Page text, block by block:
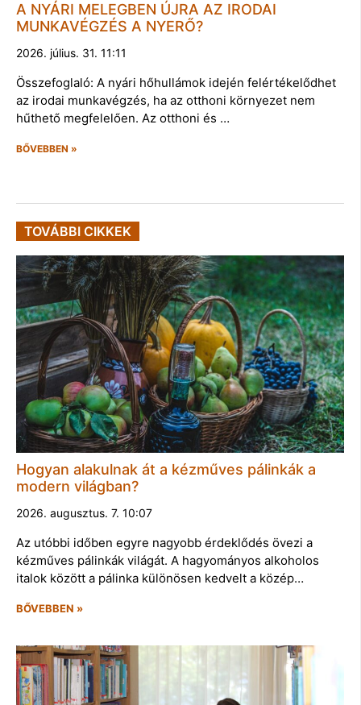
A NYÁRI MELEGBEN ÚJRA AZ IRODAI
MUNKAVÉGZÉS A NYERŐ?
2026. július. 31. 11:11
Összefoglaló: A nyári hőhullámok idején felértékelődhet
az irodai munkavégzés, ha az otthoni környezet nem
hűthető megfelelően. Az otthoni és …
BŐVEBBEN »
TOVÁBBI CIKKEK
Hogyan alakulnak át a kézműves pálinkák a
modern világban?
2026. augusztus. 7. 10:07
Az utóbbi időben egyre nagyobb érdeklődés övezi a
kézműves pálinkák világát. A hagyományos alkoholos
italok között a pálinka különösen kedvelt a közép…
BŐVEBBEN »